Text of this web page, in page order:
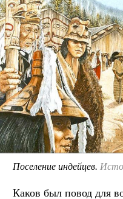
Поселение индейцев.
Каков был повод для